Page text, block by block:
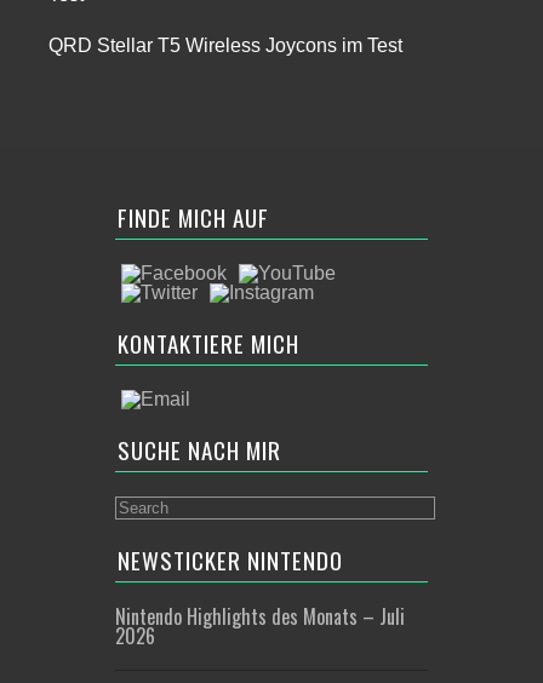
QRD Stellar T5 Wireless Joycons im Test
FINDE MICH AUF
KONTAKTIERE MICH
SUCHE NACH MIR
NEWSTICKER NINTENDO
Nintendo Highlights des Monats – Juli
2026